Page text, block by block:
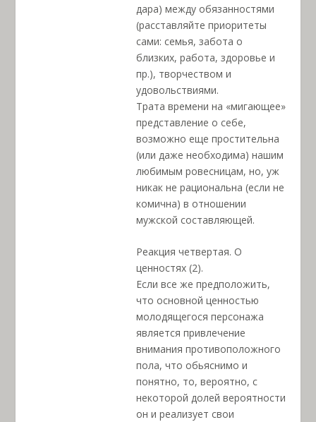
дара) между обязанностями
(расставляйте приоритеты
сами: семья, забота о
близких, работа, здоровье и
пр.), творчеством и
удовольствиями.
Трата времени на «мигающее»
представление о себе,
возможно еще простительна
(или даже необходима) нашим
любимым ровесницам, но, уж
никак не рациональна (если не
комична) в отношении
мужской составляющей.
Реакция четвертая. О
ценностях (2).
Если все же предположить,
что основной ценностью
молодящегося персонажа
является привлечение
внимания противоположного
пола, что обьяснимо и
понятно, то, вероятно, с
некоторой долей вероятности
он и реализует свои